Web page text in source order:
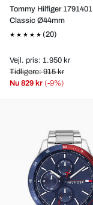
Tommy Hilfiger 1791401
Classic Ø44mm
(20)
Vejl. pris: 1.950 kr
Tidligere: 915 kr
Nu 829 kr (-9%)